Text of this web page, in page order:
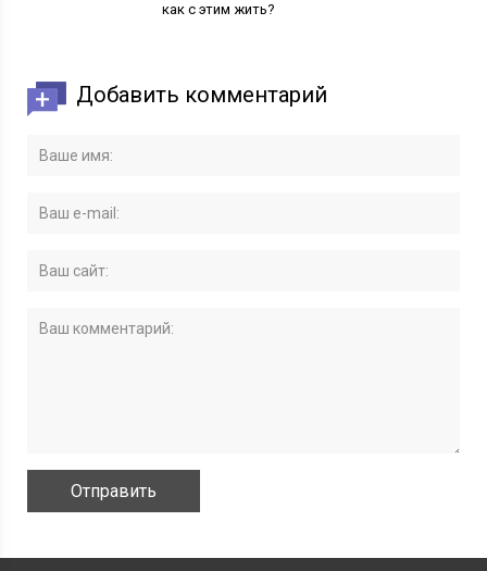
как с этим жить?
Добавить комментарий